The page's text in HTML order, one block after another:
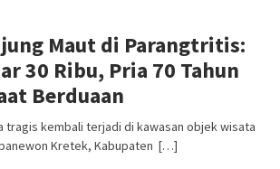
Maut di Parangtritis:
30 Ribu, Pria 70 Tahun
Berduaan
kembali terjadi di kawasan objek wisata
Kretek, Kabupaten […]